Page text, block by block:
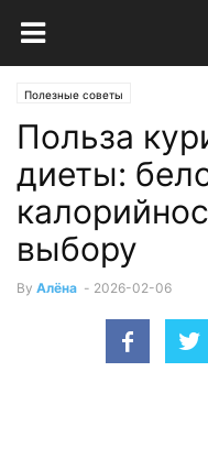
Полезные советы
Польза
диеты:
выбору
By Алёна - 2026-02-06